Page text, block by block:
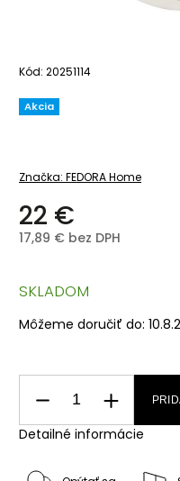
Kód: 20251114
Akcia
Značka: FEDORA Home
22 €
17,89 € bez DPH
SKLADOM
Môžeme doručiť do:
Detailné informácie